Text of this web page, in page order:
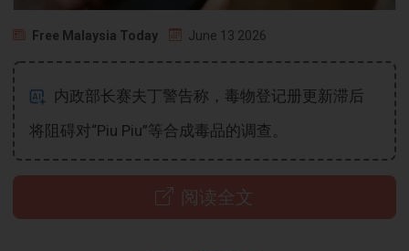
Free Malaysia Today June 13 2026
内政部长赛夫丁警告称，毒物登记册更新滞后
将阻碍对“Piu Piu”等合成毒品的调查。
阅读全文